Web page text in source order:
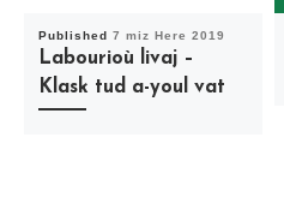
Published 7 miz Here 2019
Labourioù livaj –
Klask tud a-youl vat